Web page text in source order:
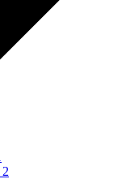
2